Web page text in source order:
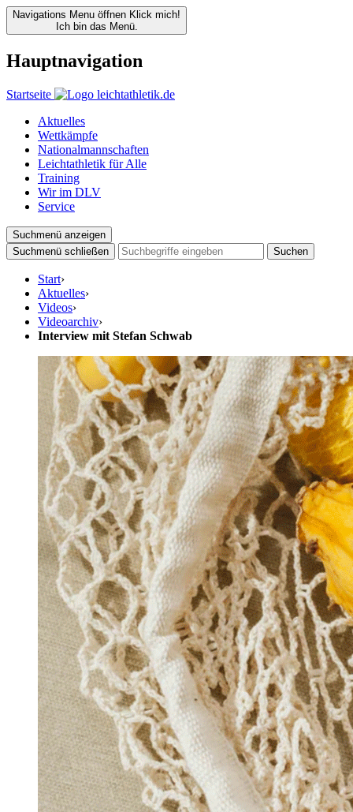
Navigations Menu öffnen Klick mich!
Ich bin das Menü.
Hauptnavigation
Startseite
Aktuelles
Wettkämpfe
Nationalmannschaften
Leichtathletik für Alle
Training
Wir im DLV
Service
Suchmenü anzeigen
Suchmenü schließen
Suchen
Start›
Aktuelles›
Videos›
Videoarchiv›
Interview mit Stefan Schwab